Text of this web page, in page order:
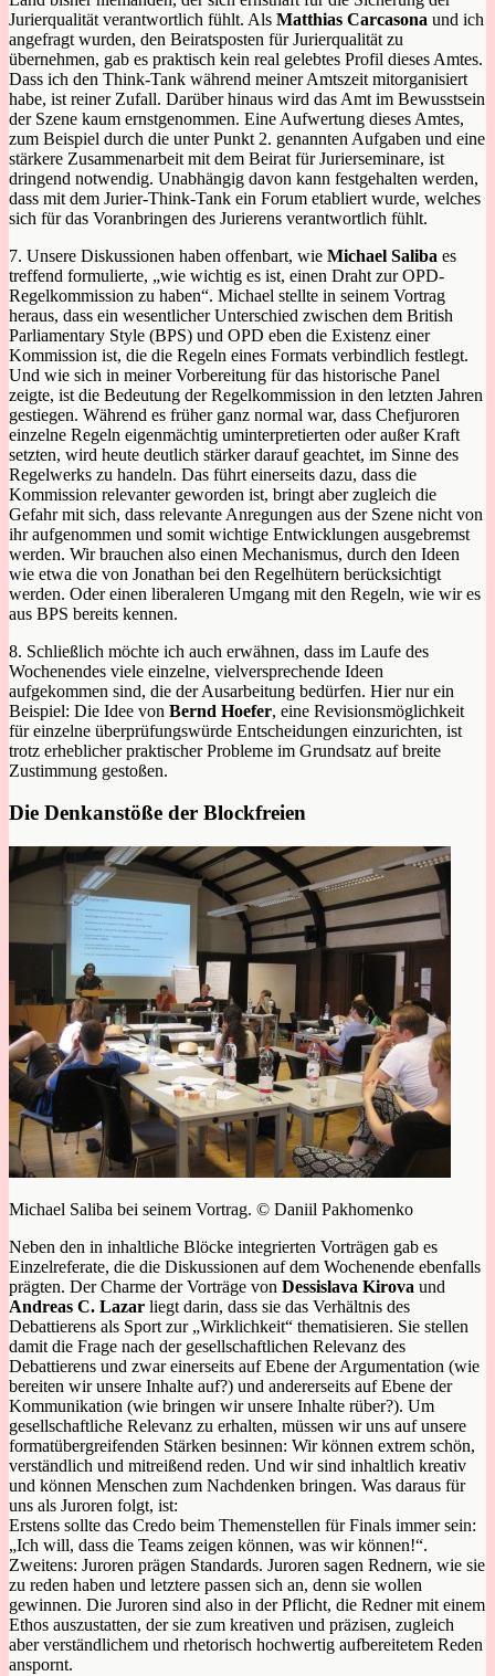
Jurierqualität verantwortlich fühlt. Als Matthias Carcasona und ich
angefragt wurden, den Beiratsposten für Jurierqualität zu
übernehmen, gab es praktisch kein real gelebtes Profil dieses Amtes.
Dass ich den Think-Tank während meiner Amtszeit mitorganisiert
habe, ist reiner Zufall. Darüber hinaus wird das Amt im Bewusstsein
der Szene kaum ernstgenommen. Eine Aufwertung dieses Amtes,
zum Beispiel durch die unter Punkt 2. genannten Aufgaben und eine
stärkere Zusammenarbeit mit dem Beirat für Jurierseminare, ist
dringend notwendig. Unabhängig davon kann festgehalten werden,
dass mit dem Jurier-Think-Tank ein Forum etabliert wurde, welches
sich für das Voranbringen des Jurierens verantwortlich fühlt.
7. Unsere Diskussionen haben offenbart, wie Michael Saliba es
treffend formulierte, „wie wichtig es ist, einen Draht zur OPD-
Regelkommission zu haben“. Michael stellte in seinem Vortrag
heraus, dass ein wesentlicher Unterschied zwischen dem British
Parliamentary Style (BPS) und OPD eben die Existenz einer
Kommission ist, die die Regeln eines Formats verbindlich festlegt.
Und wie sich in meiner Vorbereitung für das historische Panel
zeigte, ist die Bedeutung der Regelkommission in den letzten Jahren
gestiegen. Während es früher ganz normal war, dass Chefjuroren
einzelne Regeln eigenmächtig uminterpretierten oder außer Kraft
setzten, wird heute deutlich stärker darauf geachtet, im Sinne des
Regelwerks zu handeln. Das führt einerseits dazu, dass die
Kommission relevanter geworden ist, bringt aber zugleich die
Gefahr mit sich, dass relevante Anregungen aus der Szene nicht von
ihr aufgenommen und somit wichtige Entwicklungen ausgebremst
werden. Wir brauchen also einen Mechanismus, durch den Ideen
wie etwa die von Jonathan bei den Regelhütern berücksichtigt
werden. Oder einen liberaleren Umgang mit den Regeln, wie wir es
aus BPS bereits kennen.
8. Schließlich möchte ich auch erwähnen, dass im Laufe des
Wochenendes viele einzelne, vielversprechende Ideen
aufgekommen sind, die der Ausarbeitung bedürfen. Hier nur ein
Beispiel: Die Idee von Bernd Hoefer, eine Revisionsmöglichkeit
für einzelne überprüfungswürde Entscheidungen einzurichten, ist
trotz erheblicher praktischer Probleme im Grundsatz auf breite
Zustimmung gestoßen.
Die Denkanstöße der Blockfreien
Michael Saliba bei seinem Vortrag. © Daniil Pakhomenko
Neben den in inhaltliche Blöcke integrierten Vorträgen gab es
Einzelreferate, die die Diskussionen auf dem Wochenende ebenfalls
prägten. Der Charme der Vorträge von Dessislava Kirova und
Andreas C. Lazar liegt darin, dass sie das Verhältnis des
Debattierens als Sport zur „Wirklichkeit“ thematisieren. Sie stellen
damit die Frage nach der gesellschaftlichen Relevanz des
Debattierens und zwar einerseits auf Ebene der Argumentation (wie
bereiten wir unsere Inhalte auf?) und andererseits auf Ebene der
Kommunikation (wie bringen wir unsere Inhalte rüber?). Um
gesellschaftliche Relevanz zu erhalten, müssen wir uns auf unsere
formatübergreifenden Stärken besinnen: Wir können extrem schön,
verständlich und mitreißend reden. Und wir sind inhaltlich kreativ
und können Menschen zum Nachdenken bringen. Was daraus für
uns als Juroren folgt, ist:
Erstens sollte das Credo beim Themenstellen für Finals immer sein:
„Ich will, dass die Teams zeigen können, was wir können!“.
Zweitens: Juroren prägen Standards. Juroren sagen Rednern, wie sie
zu reden haben und letztere passen sich an, denn sie wollen
gewinnen. Die Juroren sind also in der Pflicht, die Redner mit einem
Ethos auszustatten, der sie zum kreativen und präzisen, zugleich
aber verständlichem und rhetorisch hochwertig aufbereitetem Reden
anspornt.